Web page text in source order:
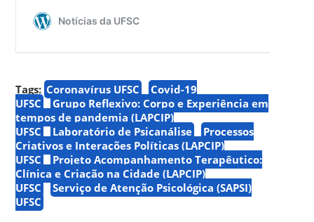
Tags: Coronavírus UFSC
Covid-19
UFSC
Grupo Reflexivo: Corpo e Experiência em
tempos de pandemia (LAPCIP)
UFSC
Laboratório de Psicanálise
Processos
Criativos e Interações Políticas (LAPCIP)
UFSC
Projeto Acompanhamento Terapêutico:
Clínica e Criação na Cidade (LAPCIP)
UFSC
Serviço de Atenção Psicológica (SAPSI)
UFSC